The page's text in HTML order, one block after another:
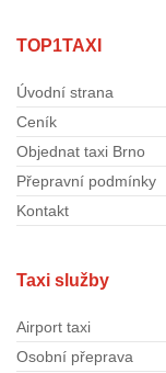
TOP1TAXI
Úvodní strana
Ceník
Objednat taxi Brno
Přepravní podmínky
Kontakt
Taxi služby
Airport taxi
Osobní přeprava